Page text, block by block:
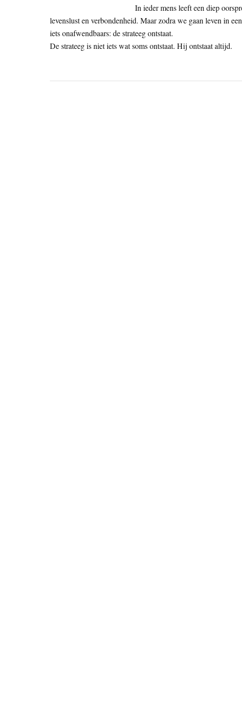
In ieder mens leeft een diep
levenslust en verbondenheid. Maar zodra we gaan leven in
iets onafwendbaars: de strateeg ontstaat.
De strateeg is niet iets wat soms ontstaat. Hij ontstaat altijd.